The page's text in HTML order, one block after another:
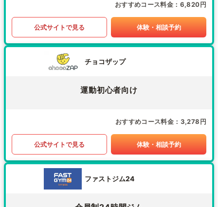
おすすめコース料金 6,820円
公式サイトで見る 体験・相談予約
チョコザップ
運動初心者向け
おすすめコース料金 3,278円
公式サイトで見る 体験・相談予約
ファストジム24